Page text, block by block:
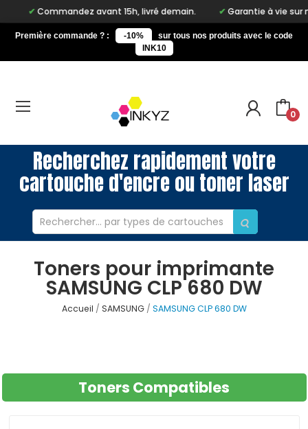
Commandez avant 15h, livré demain. Garantie à vie sur
Première commande ? : -10%
sur tous nos produits avec le code
INK10
0
Recherchez rapidement votre
cartouche d'encre ou toner laser
Toners pour imprimante
SAMSUNG CLP 680 DW
Accueil SAMSUNG SAMSUNG CLP 680 DW
Toners Compatibles